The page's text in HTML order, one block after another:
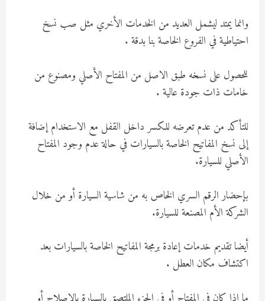
وانما يمتد ليشمل العديد من الخدمات الأخري مثل صب نسخ
احتياطية في الفروع الخاصة بنا بدقة .
للحصول على نسخه طبق الاصل من المفتاح الأصلي ومصنوع من
خامات ذات جودة عالية .
للتأكد من عدم تعرضه للكسر داخل القفل مع الاستخدام إضافة
إلى نسخ المفاتيح الخاصة بالسيارات في حالة عدم وجود المفتاح
الأصلي للسيارة.
بإحضار الرقم السري الخاص به من شاسية السيارة أو من خلال
الشركة الأم المصنعة للسيارة.
أيضا تقديم خدمات إعادة برمجة المفاتيح الخاصة بالسيارات بعد
اكتشاف مكان العطل .